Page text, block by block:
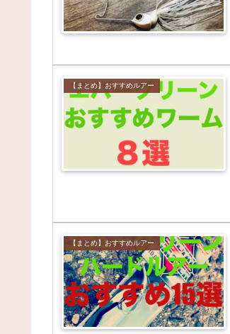
【まとめ】おすすめルアー
【まとめ】おすすめルアー